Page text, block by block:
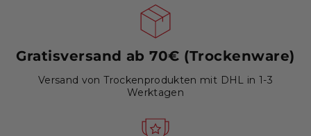
Gratisversand ab 70€ (Trockenware)
Versand von Trockenprodukten mit DHL in 1-3
Werktagen